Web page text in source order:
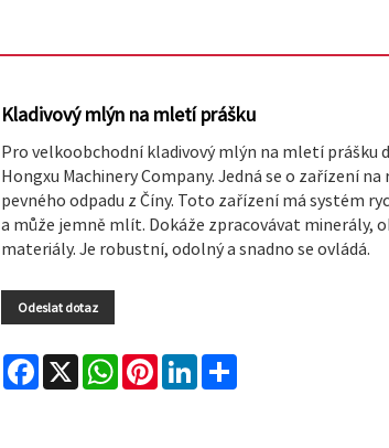
Kladivový mlýn na mletí prášku
Pro velkoobchodní kladivový mlýn na mletí prášku
Hongxu Machinery Company. Jedná se o zařízení na
pevného odpadu z Číny. Toto zařízení má systém
a může jemně mlít. Dokáže zpracovávat minerály,
materiály. Je robustní, odolný a snadno se ovládá.
Odeslat dotaz
Facebook
X WhatsAppPinterestLinkedInShare